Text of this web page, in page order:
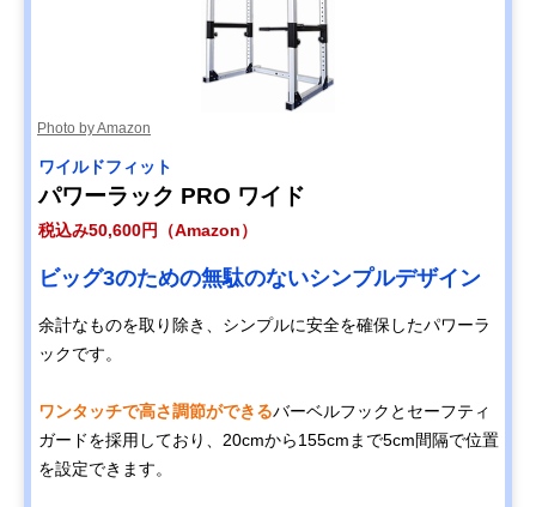
Photo by Amazon
ワイルドフィット
パワーラック PRO ワイド
税込み50,600円（Amazon）
ビッグ3のための無駄のないシンプルデザイン
余計なものを取り除き、シンプルに安全を確保したパワーラ
ックです。
ワンタッチで高さ調節ができるバーベルフックとセーフティ
ガードを採用しており、20cmから155cmまで5cm間隔で位置
を設定できます。